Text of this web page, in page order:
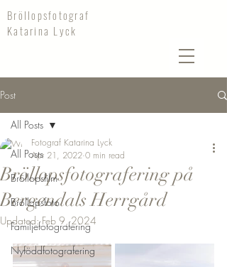
Bröllopsfotograf
Katarina Lyck
Post
All Posts
Bröllopsfilm
Bröllopsfoto
Familjefotografering
Nyföddfotografering
All Posts
Bröllopsfotografering på
Bergendals Herrgård
Fotograf Katarina Lyck
Apr 21, 2022 0 min read
Updated:Feb 9, 2024